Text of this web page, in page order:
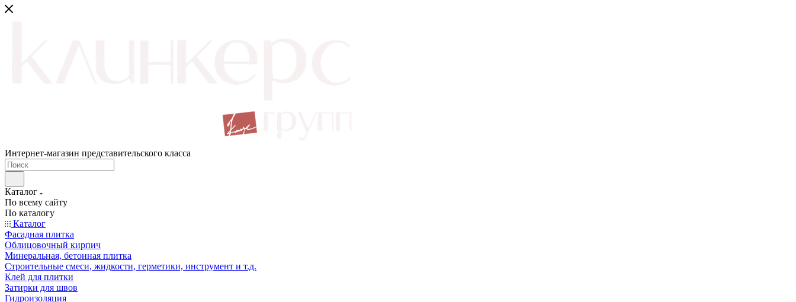
Интернет-магазин представительского класса
Каталог
По всему сайту
По каталогу
Каталог
Фасадная плитка
Облицовочный кирпич
Минеральная, бетонная плитка
Строительные смеси, жидкости, герметики, инструмент и т.д.
Клей для плитки
Затирки для швов
Гидроизоляция